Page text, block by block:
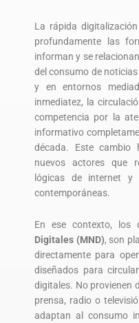
La rápida
profundamente las
informan y se
del consumo de
y en entornos
inmediatez, la
competencia por la
informativo
década. Este cambio
nuevos actores que
lógicas de internet
contemporáneas.
En ese contexto, los
Digitales (MND), son
directamente para
diseñados para
digitales. No provienen
prensa, radio o
adaptan al consumo